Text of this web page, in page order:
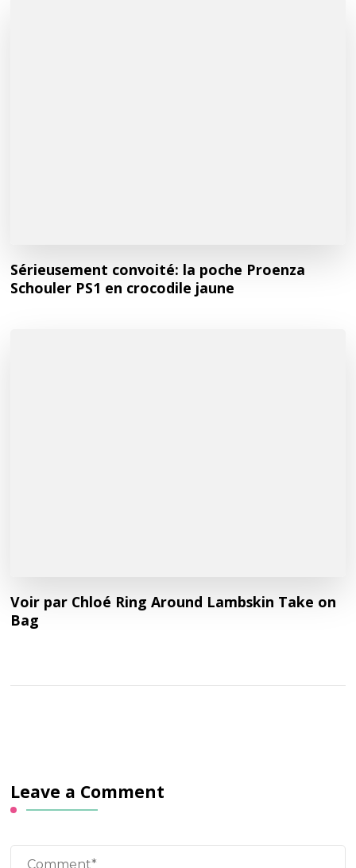
Sérieusement convoité: la poche Proenza
Schouler PS1 en crocodile jaune
Voir par Chloé Ring Around Lambskin Take on
Bag
Leave a Comment